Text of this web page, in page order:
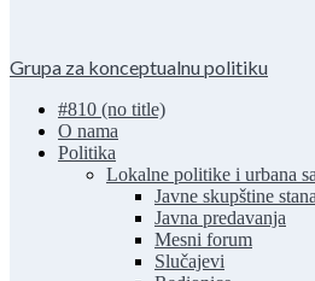
Grupa za konceptualnu politiku
#810 (no title)
O nama
Politika
Lokalne politike i urbana
Javne skupštine
Javna predavanja
Mesni forum
Slučajevi